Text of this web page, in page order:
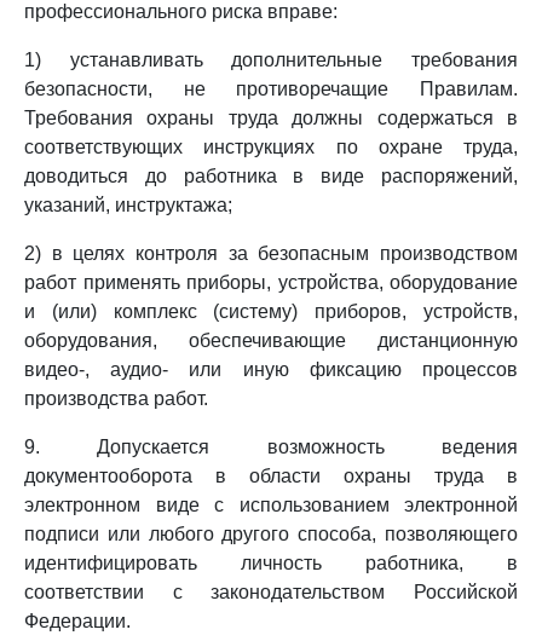
профессионального риска вправе:
1) устанавливать дополнительные требования
безопасности, не противоречащие Правилам.
Требования охраны труда должны содержаться в
соответствующих инструкциях по охране труда,
доводиться до работника в виде распоряжений,
указаний, инструктажа;
2) в целях контроля за безопасным производством
работ применять приборы, устройства, оборудование
и (или) комплекс (систему) приборов, устройств,
оборудования, обеспечивающие дистанционную
видео-, аудио- или иную фиксацию процессов
производства работ.
9. Допускается возможность ведения
документооборота в области охраны труда в
электронном виде с использованием электронной
подписи или любого другого способа, позволяющего
идентифицировать личность работника, в
соответствии с законодательством Российской
Федерации.